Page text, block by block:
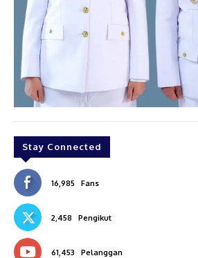
Stay Connected
16,985 Fans
2,458 Pengikut
61,453 Pelanggan